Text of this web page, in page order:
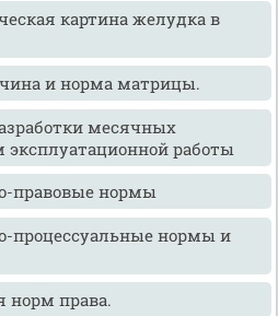
картина желудка в
и норма матрицы.
месячных
эксплуатационной работы
правовые нормы
процессуальные нормы и
норм права.